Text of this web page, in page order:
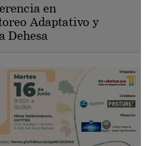
en
Adaptativo y
Dehesa